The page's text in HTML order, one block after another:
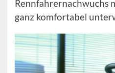
Rennfahrernachwuchs
ganz komfortabel